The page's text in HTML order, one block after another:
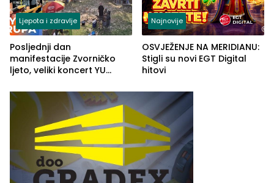
Ljepota i zdravlje
Posljednji dan
manifestacije Zvorničko
ljeto, veliki koncert YU
ove godine
Najnovije
OSVJEŽENJE NA MERIDIANU:
Stigli su novi EGT Digital
hitovi